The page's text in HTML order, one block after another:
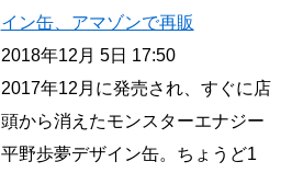
イン缶、アマゾンで再販
2018年12月 5日 17:50
2017年12月に発売され、すぐに店
頭から消えたモンスターエナジー
平野歩夢デザイン缶。ちょうど1